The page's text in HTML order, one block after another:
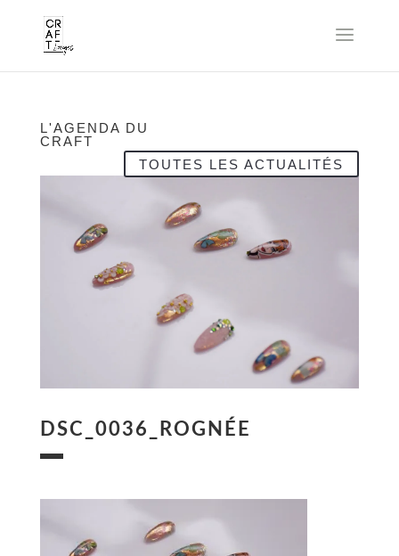
L'AGENDA DU
CRAFT
TOUTES LES ACTUALITÉS
DSC_0036_ROGNÉE